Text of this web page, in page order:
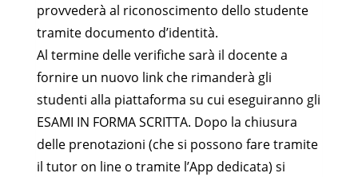
provvederà al riconoscimento dello studente
tramite documento d’identità.
Al termine delle verifiche sarà il docente a
fornire un nuovo link che rimanderà gli
studenti alla piattaforma su cui eseguiranno gli
ESAMI IN FORMA SCRITTA. Dopo la chiusura
delle prenotazioni (che si possono fare tramite
il tutor on line o tramite l’App dedicata) si